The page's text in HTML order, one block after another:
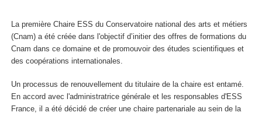
La première Chaire ESS du Conservatoire national des arts et métiers
(Cnam) a été créée dans l'objectif d’initier des offres de formations du
Cnam dans ce domaine et de promouvoir des études scientifiques et
des coopérations internationales.
Un processus de renouvellement du titulaire de la chaire est entamé.
En accord avec l'administratrice générale et les responsables d'ESS
France, il a été décidé de créer une chaire partenariale au sein de la